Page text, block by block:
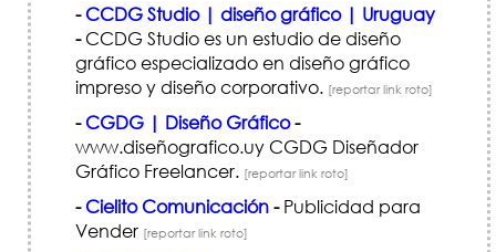
-CCDG Studio | diseño gráfico | Uruguay
-CCDG Studio es un estudio de diseño
gráfico especializado en diseño gráfico
impreso y diseño corporativo. [reportar link roto]
-CGDG | Diseño Gráfico-
www.diseñografico.uy CGDG Diseñador
Gráfico Freelancer. [reportar link roto]
-Cielito Comunicación-Publicidad para
Vender [reportar link roto]